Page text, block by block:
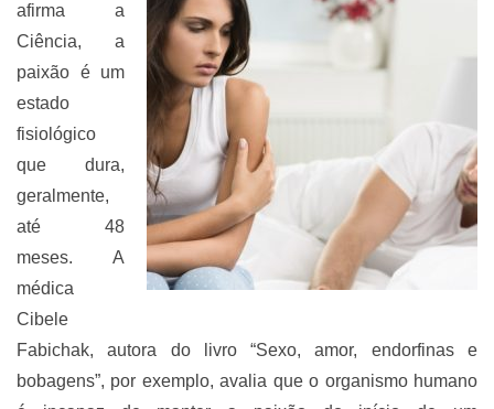
afirma a
Ciência, a
paixão é um
estado
fisiológico
que dura,
geralmente,
até 48
meses. A
médica
Cibele
Fabichak, autora do livro “Sexo, amor, endorfinas e
bobagens”, por exemplo, avalia que o organismo humano